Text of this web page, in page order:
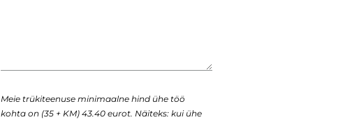
Meie trükiteenuse minimaalne hind ühe töö
kohta on (35 + KM) 43.40 eurot. Näiteks: kui ühe